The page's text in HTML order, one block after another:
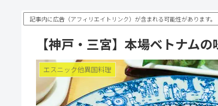
記事内に広告（アフィリエイトリンク）が含まれる可能性があります。
【神戸・三宮】本場ベトナム
エスニック他異国料理